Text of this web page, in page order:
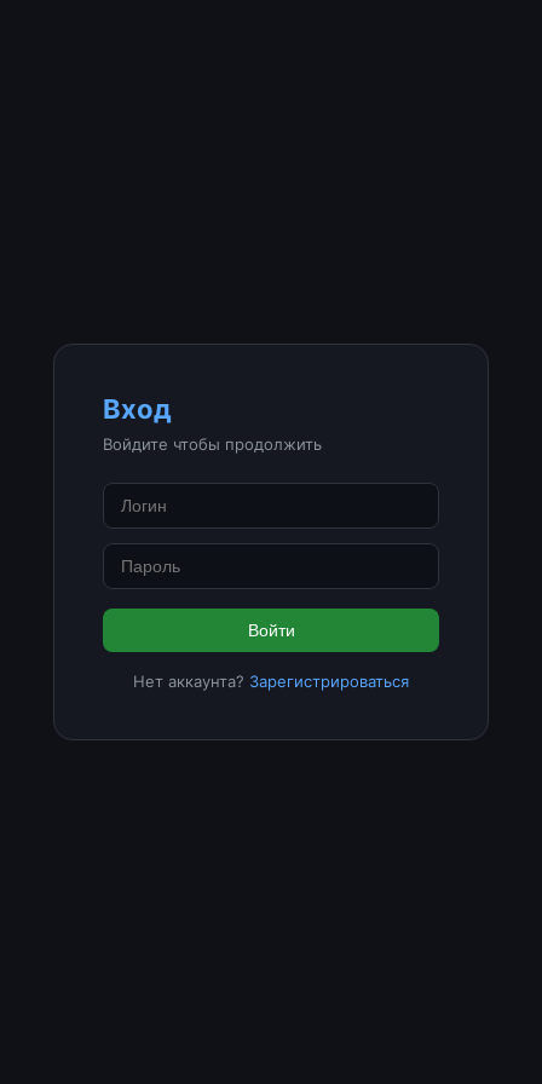
Вход
Войдите чтобы продолжить
Войти
Нет аккаунта? Зарегистрироваться